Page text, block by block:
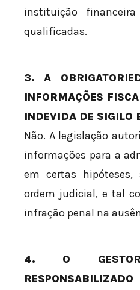
instituição
qualificadas.
3. A
INFORMAÇÕES
INDEVIDA DE SIGILO
Não. A legislação
informações para a
em certas hipóteses,
ordem judicial, e tal
infração penal na
4. O